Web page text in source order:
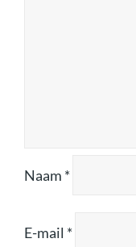
Naam *
E-mail *